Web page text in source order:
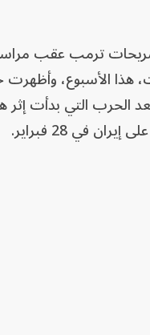
ترمب عقب
هذا الأسبوع، وأظهرت
الحرب التي بدأت
في 28 فبراير.